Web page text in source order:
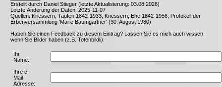
Erstellt durch Daniel Stieger (letzte Aktualisierung: 03.08.2026)
Letzte Änderung der Daten: 2025-11-07
Quellen: Kriessern, Taufen 1842-1933; Kriessern, Ehe 1842-1956; Protokoll der
Erbenversammlung 'Marie Baumgartner' (30. August 1980)
Haben Sie einen Feedback zu diesem Eintrag? Lassen Sie es mich auch wissen,
wenn Sie Bilder haben (z.B. Totenbildli).
Ihr
Name:
Ihre e-
Mail
Adresse: